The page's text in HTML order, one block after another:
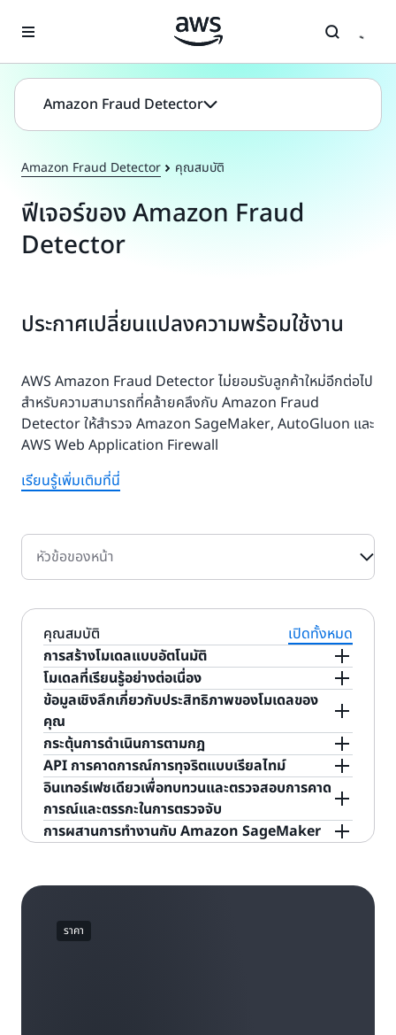
Amazon Fraud Detector
Amazon Fraud Detector คุณสมบัติ
ฟีเจอร์ของ Amazon Fraud
Detector
ประกาศเปลี่ยนแปลงความพร้อมใช้งาน
AWS Amazon Fraud Detector ไม่ยอมรับลูกค้าใหม่อีกต่อไป
สำหรับความสามารถที่คล้ายคลึงกับ Amazon Fraud
Detector ให้สำรวจ Amazon SageMaker, AutoGluon และ
AWS Web Application Firewall
เรียนรู้เพิ่มเติมที่นี่
หัวข้อของหน้า
คุณสมบัติ
เปิดทั้งหมด
การสร้างโมเดลแบบอัตโนมัติ
Amazon Fraud Detector จะปรับให้การสร้างโมเดล
แมชชีนเลิร์นนิ่งเป็นไปโดยอัตโนมัติทั้งหมด ซึ่งจะช่วย
ระบุการทุจริตที่อาจเกิดขึ้นกับกิจกรรมทางออนไลน์ทั่วไป
เช่น การสร้างบัญชีใหม่ การชำระเงินออนไลน์ และการ
ชำระเงินของผู้เยี่ยมชม กระบวนการสร้างโมเดลแบบ
อัตโนมัติจะช่วยจัดการภาระอันหนักอึ้งทั้งหมด เช่น การ
ตรวจสอบความถูกต้องและการปรับปรุงข้อมูล การสร้าง
คุณสมบัติ การเลือกอัลกอริทึม การปรับไฮเปอร์
พารามิเตอร์ และการปรับใช้โมเดล เพียงแค่คุณอัปโหลด
Detector ก็จะค้นหาโมเดล ML สำหรับการตรวจจับการ
โค้ดหรือเคยใช้งานแมชชีนเลิร์นนิ่งมาก่อน
โมเดลที่เรียนรู้อย่างต่อเนื่อง
โมเดลของคุณจะรักษาประสิทธิภาพระหว่างการฝึกอบรม
ซ้ำได้นานขึ้นเนื่องจาก Amazon Fraud Detector จะ
คำนวณข้อมูลโดยอัตโนมัติ เช่น อายุบัญชี เวลาตั้งแต่
กิจกรรมล่าสุด และจำนวนกิจกรรม นั่นหมายความว่า
โมเดลของคุณสามารถเรียนรู้ความแตกต่างระหว่าง
ลูกค้าที่ไว้ใจได้ซึ่งทำธุรกรรมเป็นประจำ กับความ
พยายามอย่างต่อเนื่องของผู้มีเจตนาทุจริต
ข้อมูลเชิงลึกเกี่ยวกับประสิทธิภาพของโมเดลของ
คุณ
สำหรับแต่ละโมเดลที่คุณฝึกอบรม คุณสามารถดูอินพุต
ทั้งหมดที่คุณจัดอันดับไว้ตามผลกระทบที่มีต่อ
ประสิทธิภาพของโมเดลได้ เมื่อใช้ค่าความสำคัญและการ
จัดอันดับที่สัมพันธ์กัน คุณจะได้รับข้อมูลเชิงลึกว่าอินพุต
ใดบ้างที่ขับเคลื่อนประสิทธิภาพของโมเดลของคุณ
กระตุ้นการดำเนินการตามกฎ
เมื่อคุณสร้างโมเดลตรวจจับการทุจริตของ Amazon
Fraud Detector แล้ว คุณสามารถใช้งาน Console
ของ Amazon Fraud Detector หรืออินเทอร์เฟซการ
เขียนโปรแกรมแอปพลิเคชัน (API) เพื่อสร้างกฎตามการ
คาดการณ์ของโมเดลได้ ลูกค้าสามารถสร้างกฎสำหรับ
รวบรวมข้อมูลเพิ่มเติมสำหรับคะแนนของโมเดลที่
และตรวจสอบบัญชีต้องสงสัยของลูกค้าหากคะแนนของ
API การคาดการณ์การทุจริตแบบเรียลไทม์
คุณสามารถใช้งาน API ของ Amazon Fraud
Detector เพื่อคาดการณ์การทุจริตแบบเรียลไทม์ และ
ประเมินกิจกรรมทางออนไลน์ในแอปพลิเคชันของคุณ
การ
อินเทอร์เฟซเดียวเพื่อทบทวนและตรวจสอบการคาด
การณ์และตรรกะในการตรวจจับ
เมื่อใช้งาน Console ของ Amazon Fraud Detector
การตรวจจับที่ใช้ระหว่างการประเมิน และเงื่อนไขที่ทำให้
เกิดผลลัพธ์การคาดการณ์การทุจริตได้
การผสานการทำงานกับ Amazon SageMaker
Amazon SageMakerแล้วคุณสามารถผสานรวมเข้า
มากขึ้น คุณสามารถใช้ทั้งโมเดล Amazon
ราคา